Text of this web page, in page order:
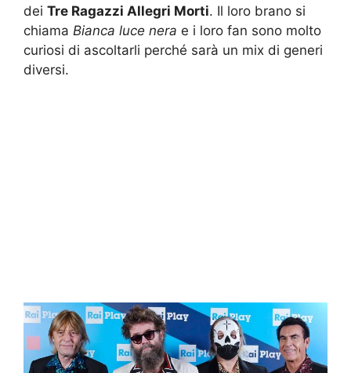
dei Tre Ragazzi Allegri Morti. Il loro brano si
chiama Bianca luce nera e i loro fan sono molto
curiosi di ascoltarli perché sarà un mix di generi
diversi.